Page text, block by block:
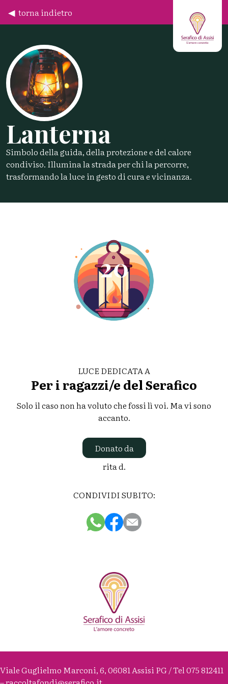
torna indietro
Lanterna
Simbolo della guida, della protezione e del calore
condiviso. Illumina la strada per chi la percorre,
trasformando la luce in gesto di cura e vicinanza.
20
LUCE DEDICATA A
Per i ragazzi/e del Serafico
Solo il caso non ha voluto che fossi lì voi. Ma vi sono
accanto.
Donato da
rita d.
CONDIVIDI SUBITO:
Viale Guglielmo Marconi, 6, 06081 Assisi PG / Tel 075 812411